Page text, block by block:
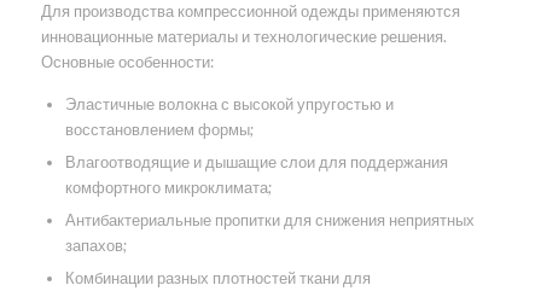
Для производства компрессионной одежды применяются
инновационные материалы и технологические решения.
Основные особенности:
Эластичные волокна с высокой упругостью и
восстановлением формы;
Влагоотводящие и дышащие слои для поддержания
комфортного микроклимата;
Антибактериальные пропитки для снижения неприятных
запахов;
Комбинации разных плотностей ткани для